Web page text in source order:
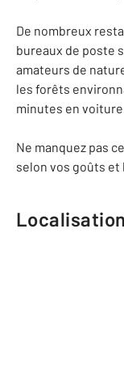
De nombreux
bureaux de poste
amateurs de
les forêts
minutes en
Ne manquez pas
selon vos goûts et
Localisation